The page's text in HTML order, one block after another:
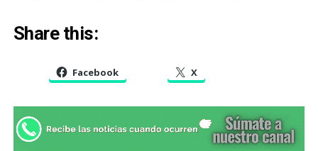
Share this:
Facebook X